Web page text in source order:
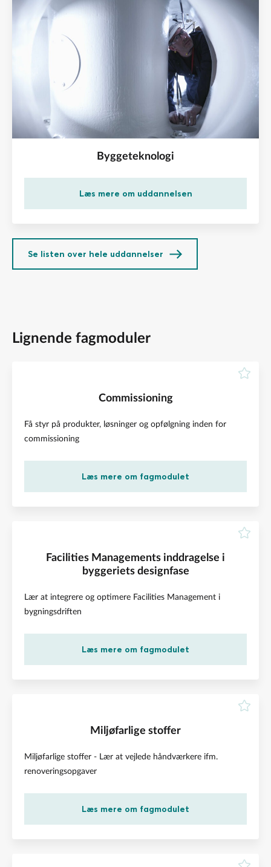
Byggeteknologi
Læs mere om uddannelsen
Se listen over hele uddannelser
Lignende fagmoduler
Commissioning
Få styr på produkter, løsninger og opfølgning inden for
commissioning
Læs mere om fagmodulet
Facilities Managements inddragelse i
byggeriets designfase
Lær at integrere og optimere Facilities Management i
bygningsdriften
Læs mere om fagmodulet
Miljøfarlige stoffer
Miljøfarlige stoffer - Lær at vejlede håndværkere ifm.
renoveringsopgaver
Læs mere om fagmodulet